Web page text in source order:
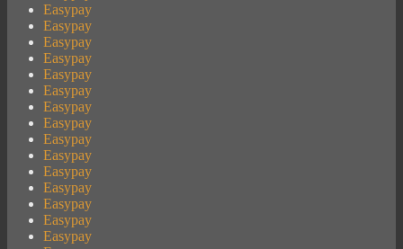
Easypay
Easypay
Easypay
Easypay
Easypay
Easypay
Easypay
Easypay
Easypay
Easypay
Easypay
Easypay
Easypay
Easypay
Easypay